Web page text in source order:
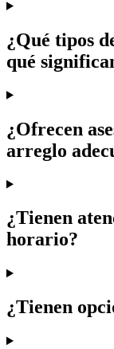
¿Qué tipos
qué
¿Ofrecen
arreglo
¿Tienen
horario?
¿Tienen